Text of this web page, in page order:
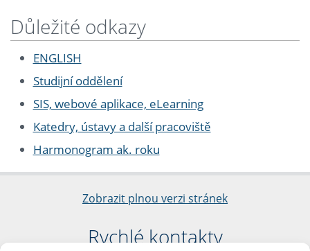
Důležité odkazy
ENGLISH
Studijní oddělení
SIS, webové aplikace, eLearning
Katedry, ústavy a další pracoviště
Harmonogram ak. roku
Zobrazit plnou verzi stránek
Rychlé kontakty